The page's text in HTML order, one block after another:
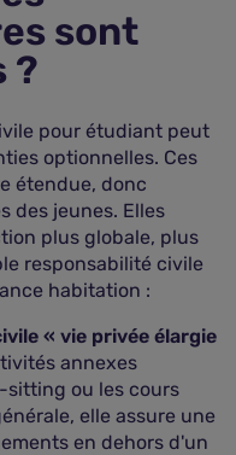
sont
?
pour étudiant peut
optionnelles. Ces
étendue, donc
des jeunes. Elles
plus globale, plus
responsabilité civile
habitation :
« vie privée élargie
annexes
sitting ou les cours
elle assure une
en dehors d'un